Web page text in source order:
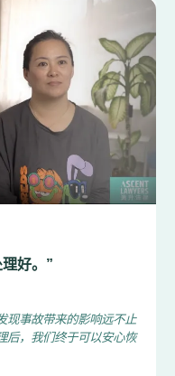
好。”
现事故带来的影响远不止
后，我们终于可以安心恢